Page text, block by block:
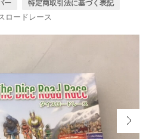
ー 特定商取引法に基づく表記
ロードレース